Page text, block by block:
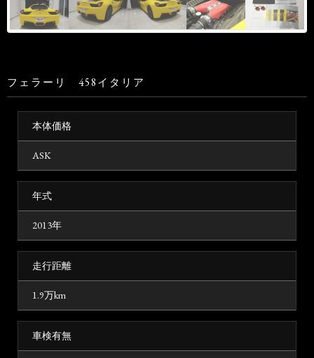
フェラーリ 458イタリア
本体価格
ASK
年式
2013年
走行距離
1.9万km
車検有無